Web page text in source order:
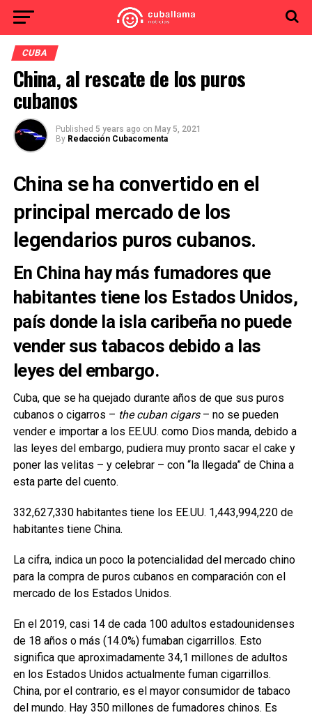
CUBA
China, al rescate de los puros
cubanos
Published 5 years ago on May 5, 2021
By Redacción Cubacomenta
China se ha convertido en el
principal mercado de los
legendarios puros cubanos.
En China hay más fumadores que
habitantes tiene los Estados Unidos,
país donde la isla caribeña no puede
vender sus tabacos debido a las
leyes del embargo.
Cuba, que se ha quejado durante años de que sus puros
cubanos o cigarros – the cuban cigars– no se pueden
vender e importar a los EE.UU. como Dios manda, debido a
las leyes del embargo, pudiera muy pronto sacar el cake y
poner las velitas – y celebrar – con “la llegada” de China a
esta parte del cuento.
332,627,330 habitantes tiene los EE.UU. 1,443,994,220 de
habitantes tiene China.
La cifra, indica un poco la potencialidad del mercado chino
para la compra de puros cubanos en comparación con el
mercado de los Estados Unidos.
En el 2019, casi 14 de cada 100 adultos estadounidenses
de 18 años o más (14.0%) fumaban cigarrillos. Esto
significa que aproximadamente 34,1 millones de adultos
en los Estados Unidos actualmente fuman cigarrillos.
China, por el contrario, es el mayor consumidor de tabaco
del mundo. Hay 350 millones de fumadores chinos. Es